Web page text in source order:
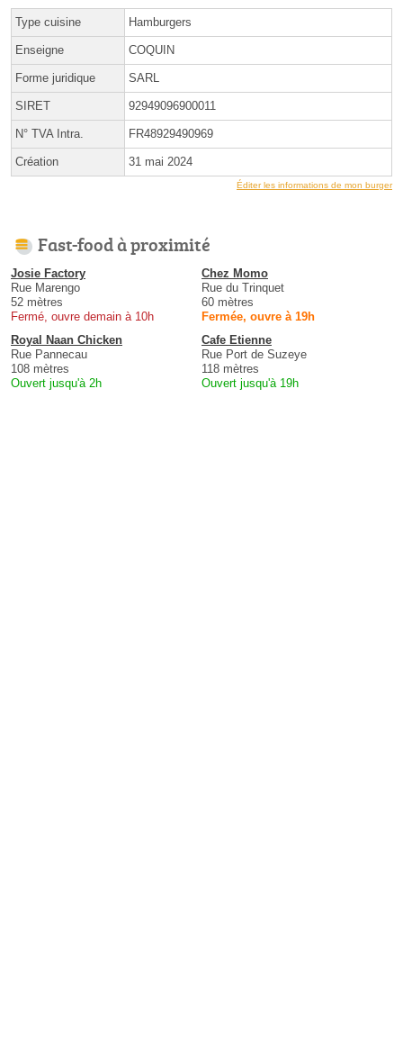
Type cuisine Hamburgers
Enseigne COQUIN
Forme juridique SARL
SIRET 92949096900011
N° TVA Intra. FR48929490969
Création 31 mai 2024
Éditer les informations de mon burger
Fast-food à proximité
Josie Factory
Rue Marengo
52 mètres
Fermé, ouvre demain à 10h
Chez Momo
Rue du Trinquet
60 mètres
Fermée, ouvre à 19h
Royal Naan Chicken
Rue Pannecau
108 mètres
Ouvert jusqu'à 2h
Cafe Etienne
Rue Port de Suzeye
118 mètres
Ouvert jusqu'à 19h